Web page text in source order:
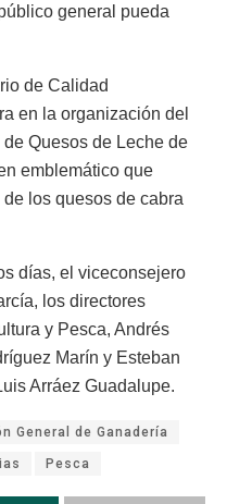
general pueda
de Calidad
en la organización del
Quesos de Leche de
emblemático que
los quesos de cabra
días, el viceconsejero
los directores
y Pesca, Andrés
Marín y Esteban
Arráez Guadalupe.
General de Ganadería
Pesca